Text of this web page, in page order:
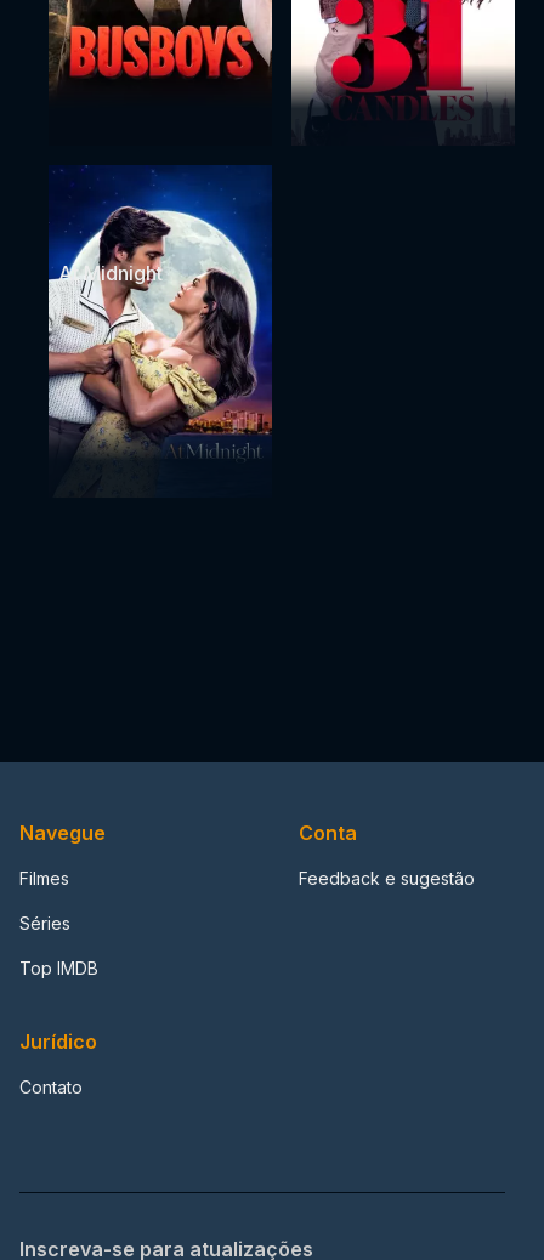
At Midnight
Navegue
Filmes
Séries
Top IMDB
Conta
Feedback e sugestão
Jurídico
Contato
Inscreva-se para atualizações